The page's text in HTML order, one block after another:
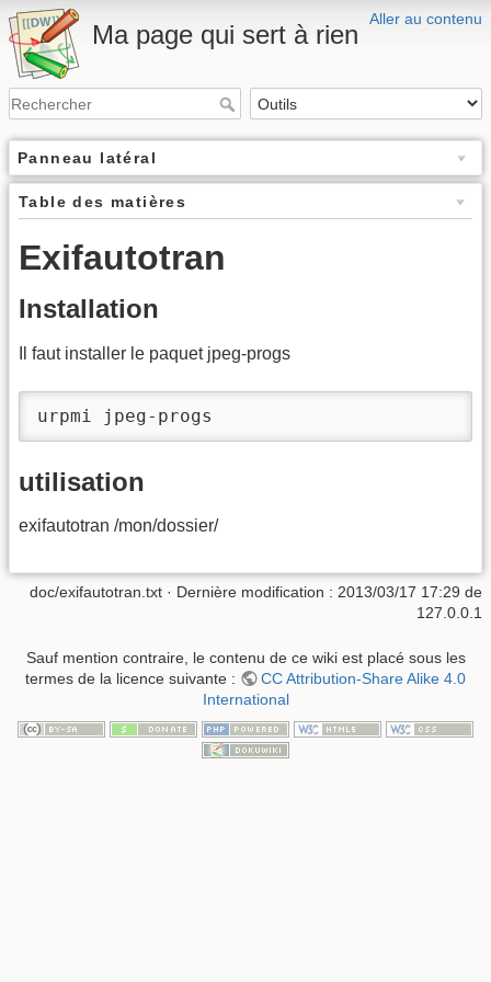
Aller au contenu
Ma page qui sert à rien
Panneau latéral
Table des matières
Exifautotran
Installation
Il faut installer le paquet jpeg-progs
urpmi jpeg-progs
utilisation
exifautotran /mon/dossier/
doc/exifautotran.txt · Dernière modification : 2013/03/17 17:29 de
127.0.0.1
Sauf mention contraire, le contenu de ce wiki est placé sous les
termes de la licence suivante :
CC Attribution-Share Alike 4.0
International